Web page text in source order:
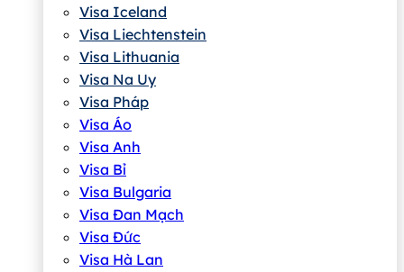
Visa Iceland
Visa Liechtenstein
Visa Lithuania
Visa Na Uy
Visa Pháp
Visa Áo
Visa Anh
Visa Bỉ
Visa Bulgaria
Visa Đan Mạch
Visa Đức
Visa Hà Lan